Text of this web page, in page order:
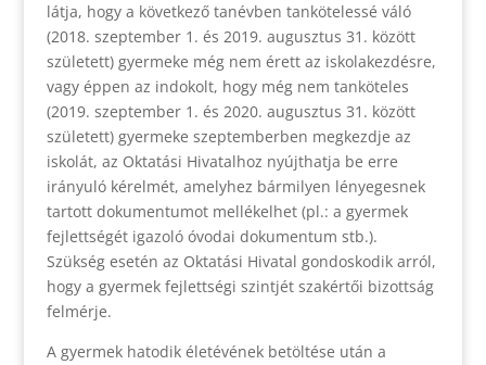
látja, hogy a következő tanévben tankötelessé váló
(2018. szeptember 1. és 2019. augusztus 31. között
született) gyermeke még nem érett az iskolakezdésre,
vagy éppen az indokolt, hogy még nem tanköteles
(2019. szeptember 1. és 2020. augusztus 31. között
született) gyermeke szeptemberben megkezdje az
iskolát, az Oktatási Hivatalhoz nyújthatja be erre
irányuló kérelmét, amelyhez bármilyen lényegesnek
tartott dokumentumot mellékelhet (pl.: a gyermek
fejlettségét igazoló óvodai dokumentum stb.).
Szükség esetén az Oktatási Hivatal gondoskodik arról,
hogy a gyermek fejlettségi szintjét szakértői bizottság
felmérje.
A gyermek hatodik életévének betöltése után a